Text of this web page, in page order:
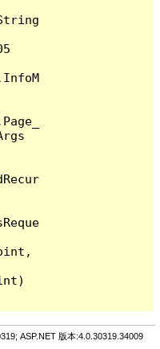
ASP.NET 版本:4.0.30319.34009